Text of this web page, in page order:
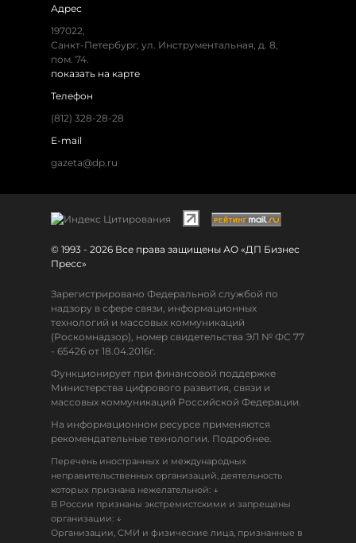
Адрес
197022,
Санкт-Петербург, ул. Инструментальная, д. 8,
пом. 74.
показать на карте
Телефон
(812) 328-28-28
E-mail
gazeta@dp.ru
© 1993 - 2026 Все права защищены АО «ДП Бизнес
Пресс»
Зарегистрировано Федеральной службой по
надзору в сфере связи, информационных
технологий и массовых коммуникаций
(Роскомнадзор), номер свидетельства ЭЛ № ФС 77
- 65426 от 18.04.2016г.
Функционирует при финансовой поддержке
Министерства цифрового развития, связи и
массовых коммуникаций Российской Федерации.
На информационном ресурсе применяются
рекомендательные технологии. Подробнее.
Перечень иностранных и международных
неправительственных организаций, деятельность
которых признана нежелательной: ↓
В России признаны экстремистскими и запрещены
организации: ↓
Организации, СМИ и физические лица, признанные в